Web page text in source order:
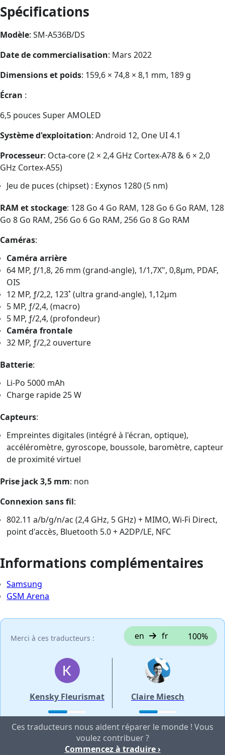
Spécifications
Modèle: SM-A536B/DS
Date de commercialisation: Mars 2022
Dimensions et poids: 159,6 × 74,8 × 8,1 mm, 189 g
Écran :
6,5 pouces Super AMOLED
Système d'exploitation: Android 12, One UI 4.1
Processeur: Octa-core (2 × 2,4 GHz Cortex-A78 & 6 × 2,0
GHz Cortex-A55)
Jeu de puces (chipset) : Exynos 1280 (5 nm)
RAM et stockage: 128 Go 4 Go RAM, 128 Go 6 Go RAM, 128
Go 8 Go RAM, 256 Go 6 Go RAM, 256 Go 8 Go RAM
Caméras:
Caméra arrière
64 MP, ƒ/1,8, 26 mm (grand-angle), 1/1,7X", 0,8µm, PDAF,
OIS
12 MP, ƒ/2,2, 123˚ (ultra grand-angle), 1,12µm
5 MP, ƒ/2,4, (macro)
5 MP, ƒ/2,4, (profondeur)
Caméra frontale
32 MP, ƒ/2,2 ouverture
Batterie:
Li-Po 5000 mAh
Charge rapide 25 W
Capteurs:
Empreintes digitales (intégré à l'écran, optique),
accéléromètre, gyroscope, boussole, baromètre, capteur
de proximité virtuel
Prise jack 3,5 mm: non
Connexion sans fil:
802.11 a/b/g/n/ac (2,4 GHz, 5 GHz) + MIMO, Wi-Fi Direct,
point d'accès, Bluetooth 5.0 + A2DP/LE, NFC
Informations complémentaires
Samsung
GSM Arena
Merci à ces traducteurs : en fr 100%
Kensky Fleurismat Claire Miesch
Ces traducteurs nous aident réparer le monde ! Vous
voulez contribuer ?
Commencez à traduire ›